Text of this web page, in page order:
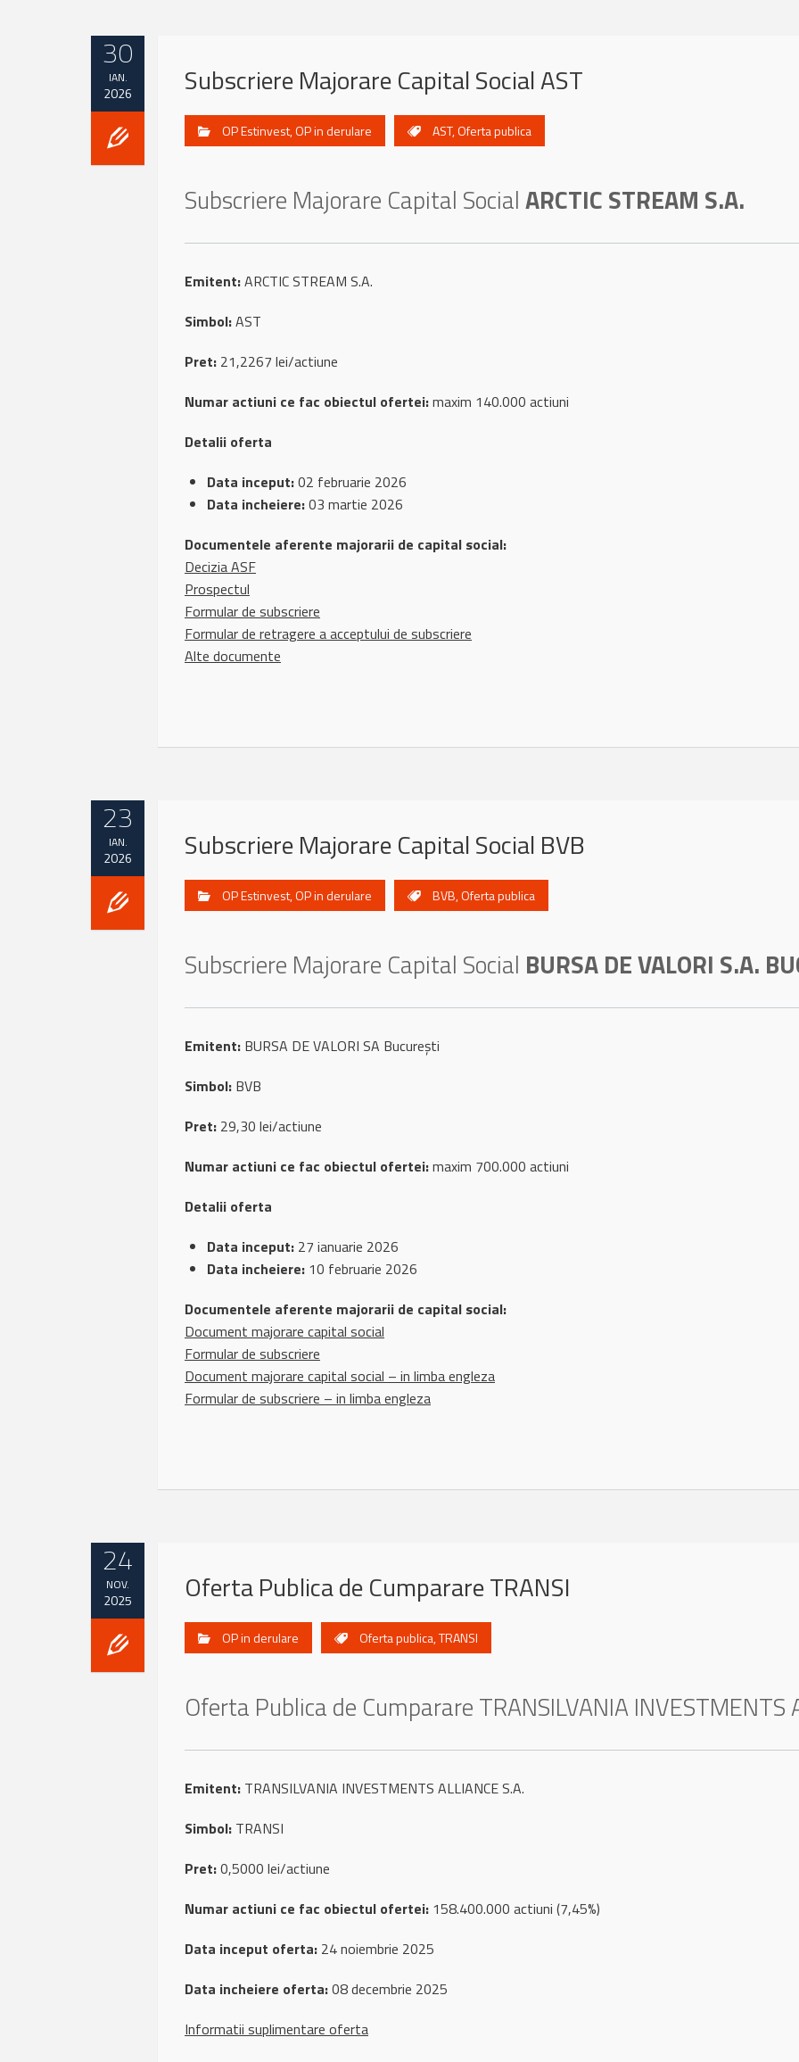
30
IAN.
2026 Subscriere Majorare Capital Social AST
OP Estinvest,OP in derulare AST,Oferta publica
Subscriere Majorare Capital SocialARCTIC STREAM S.A.
Emitent:ARCTIC STREAM S.A.
Simbol:AST
Pret: 21,2267 lei/actiune
Numar actiuni ce fac obiectul ofertei:maxim 140.000 actiuni
Detalii oferta
Data inceput:02 februarie 2026
Data incheiere:03 martie 2026
Documentele aferente majorarii de capital social:
Decizia ASF
Prospectul
Formular de subscriere
Formular de retragere a acceptului de subscriere
Alte documente
23
IAN.
2026 Subscriere Majorare Capital Social BVB
OP Estinvest,OP in derulare BVB,Oferta publica
Subscriere Majorare Capital Social BURSA DE VALORI S.A.
Emitent: BURSA DE VALORI SA București
Simbol: BVB
Pret: 29,30 lei/actiune
Numar actiuni ce fac obiectul ofertei:maxim 700.000 actiuni
Detalii oferta
Data inceput: 27 ianuarie 2026
Data incheiere: 10 februarie 2026
Documentele aferente majorarii de capital social:
Document majorare capital social
Formular de subscriere
Document majorare capital social – in limba engleza
Formular de subscriere – in limba engleza
24
NOV.
2025 Oferta Publica de Cumparare TRANSI
OP in derulare Oferta publica,TRANSI
Oferta Publica de Cumparare TRANSILVANIA INVESTMENTS
Emitent: TRANSILVANIA INVESTMENTS ALLIANCE S.A.
Simbol: TRANSI
Pret:0,5000 lei/actiune
Numar actiuni ce fac obiectul ofertei: 158.400.000 actiuni (7,45%)
Data inceput oferta: 24 noiembrie 2025
Data incheiere oferta:08 decembrie 2025
Informatii suplimentare oferta